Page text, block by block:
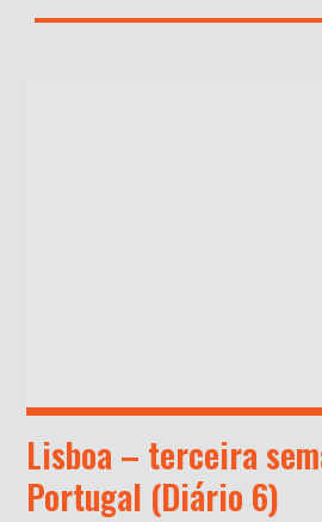
Lisboa – terceira
Portugal (Diário 6)